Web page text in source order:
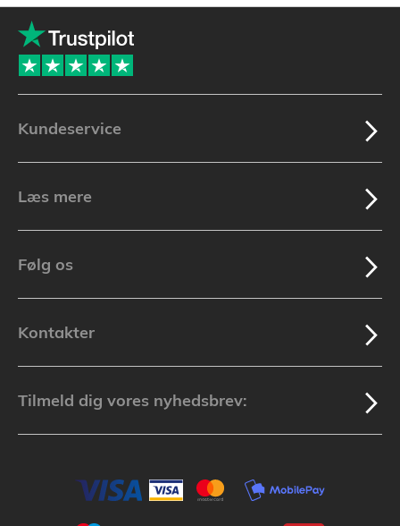
Kundeservice
Læs mere
Følg os
Kontakter
Tilmeld dig vores nyhedsbrev: